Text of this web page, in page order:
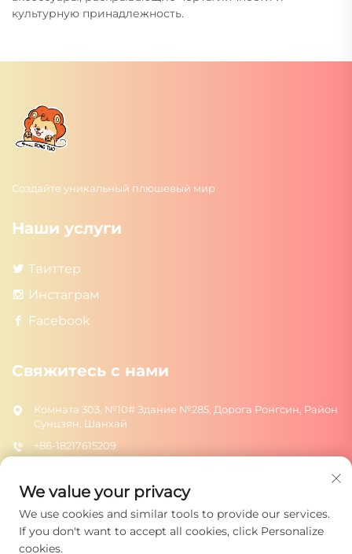
культурную принадлежность.
Создайте уникальный плюшевый мир
Наши услуги
Твиттер
Инстаграм
Facebook
Свяжитесь с нами
Комната 303, №10# Здание №285, Дорога Ронгсин, Район
Сунцзян, Шанхай
+86-18217615209
ОТПРАВИТЬ
We value your privacy
We use cookies and similar tools to provide our services.
If you don't want to accept all cookies, click Personalize
cookies.